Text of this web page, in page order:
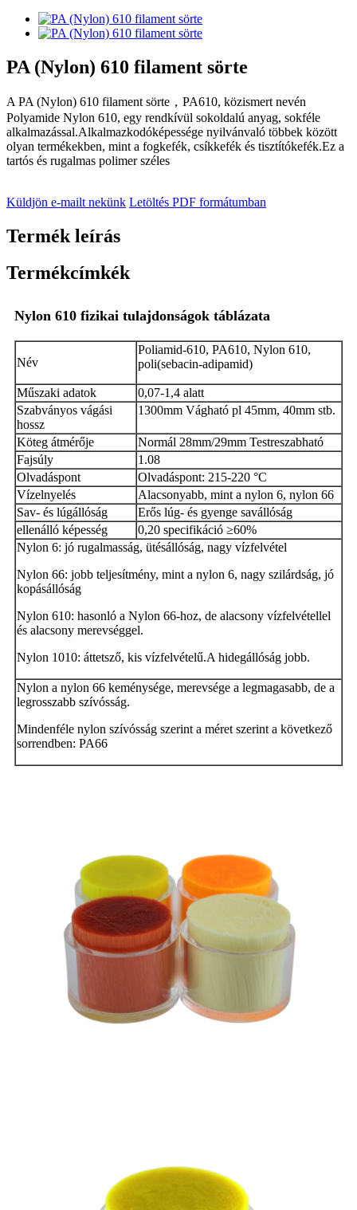
PA (Nylon) 610 filament sörte
A PA (Nylon) 610 filament sörte，PA610, közismert nevén
Polyamide Nylon 610, egy rendkívül sokoldalú anyag, sokféle
alkalmazással.Alkalmazkodóképessége nyilvánvaló többek között
olyan termékekben, mint a fogkefék, csíkkefék és tisztítókefék.Ez a
tartós és rugalmas polimer széles
Küldjön e-mailt nekünk Letöltés PDF formátumban
Termék leírás
Termékcímkék
Nylon 610 fizikai tulajdonságok táblázata
Név
Poliamid-610, PA610, Nylon 610,
poli(sebacin-adipamid)
Műszaki adatok
0,07-1,4 alatt
Szabványos vágási
hossz
1300mm Vágható pl 45mm, 40mm stb.
Köteg átmérője
Normál 28mm/29mm Testreszabható
Fajsúly
1.08
Olvadáspont
Olvadáspont: 215-220 °C
Vízelnyelés
Alacsonyabb, mint a nylon 6, nylon 66
Sav- és lúgállóság
Erős lúg- és gyenge savállóság
ellenálló képesség
0,20 specifikáció ≥60%
Nylon 6: jó rugalmasság, ütésállóság, nagy vízfelvétel
Nylon 66: jobb teljesítmény, mint a nylon 6, nagy szilárdság, jó
kopásállóság
Nylon 610: hasonló a Nylon 66-hoz, de alacsony vízfelvétellel
és alacsony merevséggel.
Nylon 1010: áttetsző, kis vízfelvételű.A hidegállóság jobb.
Nylon a nylon 66 keménysége, merevsége a legmagasabb, de a
legrosszabb szívósság.
Mindenféle nylon szívósság szerint a méret szerint a következő
sorrendben: PA66